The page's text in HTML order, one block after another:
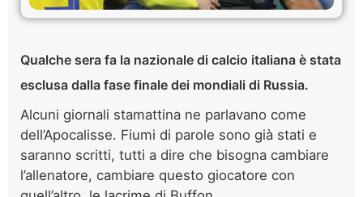
Qualche sera fa la nazionale di calcio italiana è stata
esclusa dalla fase finale dei mondiali di Russia.
Alcuni giornali stamattina ne parlavano come
dell’Apocalisse. Fiumi di parole sono già stati e
saranno scritti, tutti a dire che bisogna cambiare
l’allenatore, cambiare questo giocatore con